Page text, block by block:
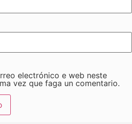
electrónico e web neste
vez que faga un comentario.